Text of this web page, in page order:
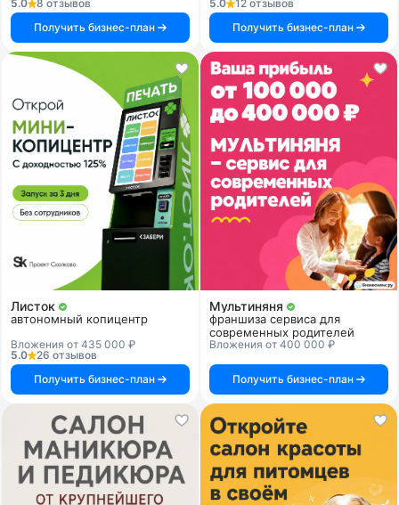
5.0
8 отзывов
Получить бизнес-план
5.0
12 отзывов
Получить бизнес-план
Листок
автономный копицентр
Вложения от 435 000 ₽
5.0
26 отзывов
Получить бизнес-план
Мультиняня
франшиза сервиса для
современных родителей
Вложения от 400 000 ₽
Получить бизнес-план